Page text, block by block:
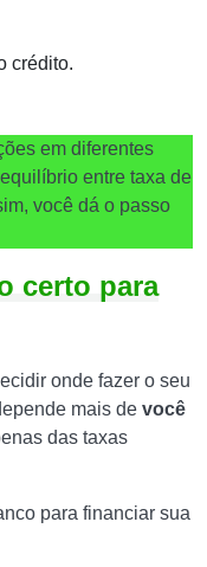
crédito.
em diferentes
entre taxa de
você dá o passo
certo para
onde fazer o seu
mais de você
das taxas
para financiar sua